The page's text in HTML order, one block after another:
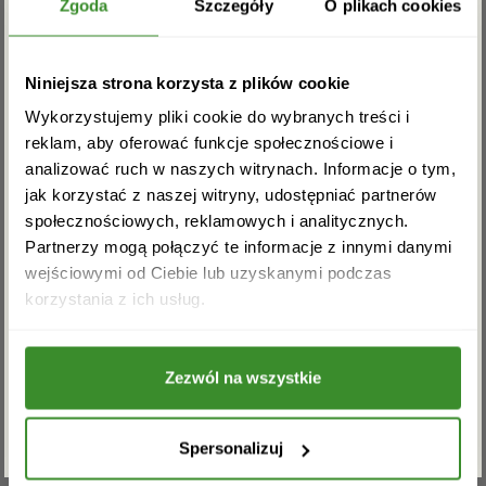
Zgoda Szczegóły O plikach cookies
Niniejsza strona korzysta z plików cookie
Wykorzystujemy pliki cookie do wybranych treści i
reklam, aby oferować funkcje społecznościowe i
analizować ruch w naszych witrynach. Informacje o tym,
jak korzystać z naszej witryny, udostępniać partnerów
społecznościowych, reklamowych i analitycznych.
Partnerzy mogą połączyć te informacje z innymi danymi
wejściowymi od Ciebie lub uzyskanymi podczas
korzystania z ich usług.
Zezwól na wszystkie
Spersonalizuj
duży: 13-15 + przybranie,
Premium: 25-30 + przybranie.
* Wielkość produktu: na zdjęciu przedstawiony jest
produkt bardzo duży.
OPINIE
Agnieszka 1 kwietnia, 2016
Pozdrawiam
na 5
4 kwietnia, 2016
Bukiet dla siostry idealny. Przeprosiny przyjęte…
Zapisz się do newslettera i zgarnij
rabat na pierwsze zakupy!
Akceptuję regulamin i wyrażam zgodę na
przetwarzanie powyższych danych osobowych
ZAPISZ SIĘ